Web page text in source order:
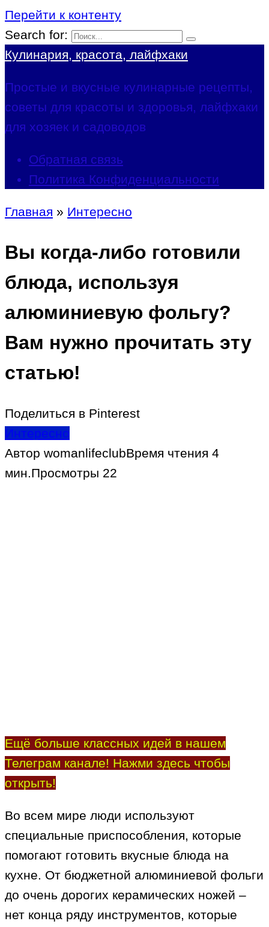
Перейти к контенту
Search for:
Кулинария, красота, лайфхаки
Простые и вкусные кулинарные рецепты,
советы для красоты и здоровья, лайфхаки
для хозяек и садоводов
Обратная связь
Политика Конфиденциальности
Главная » Интересно
Вы когда-либо готовили
блюда, используя
алюминиевую фольгу?
Вам нужно прочитать эту
статью!
Поделиться в Pinterest
Интересно
Автор womanlifeclubВремя чтения 4
мин.Просмотры 22
Ещё больше классных идей в нашем
Телеграм канале! Нажми здесь чтобы
открыть!
Во всем мире люди используют
специальные приспособления, которые
помогают готовить вкусные блюда на
кухне. От бюджетной алюминиевой фольги
до очень дорогих керамических ножей –
нет конца ряду инструментов, которые